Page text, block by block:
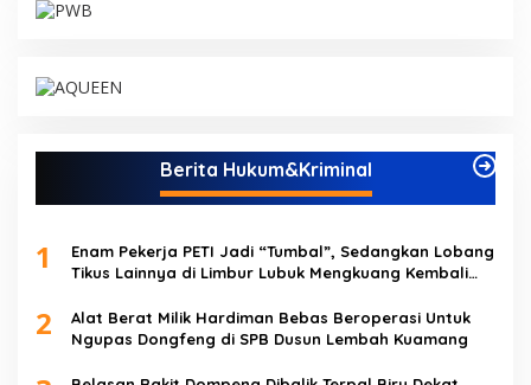
Berita Hukum&Kriminal
1
Enam Pekerja PETI Jadi “Tumbal”, Sedangkan Lobang
Tikus Lainnya di Limbur Lubuk Mengkuang Kembali
2
Alat Berat Milik Hardiman Bebas Beroperasi Untuk
Ngupas Dongfeng di SPB Dusun Lembah Kuamang